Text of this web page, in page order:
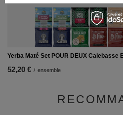
Yerba Maté Set POUR DEUX Calebasse
52,20 € / ensemble